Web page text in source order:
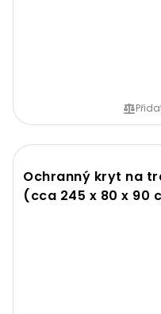
Ochranný kryt na
(cca 245 x 80 x 90